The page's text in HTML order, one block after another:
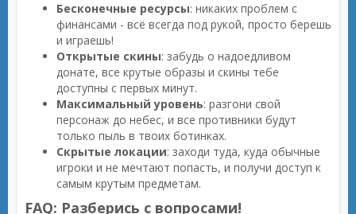
Бесконечные ресурсы: никаких проблем с
финансами - всё всегда под рукой, просто берешь
и играешь!
Открытые скины: забудь о надоедливом
донате, все крутые образы и скины тебе
доступны с первых минут.
Максимальный уровень: разгони свой
персонаж до небес, и все противники будут
только пыль в твоих ботинках.
Скрытые локации: заходи туда, куда обычные
игроки и не мечтают попасть, и получи доступ к
самым крутым предметам.
FAQ: Разберись с вопросами!